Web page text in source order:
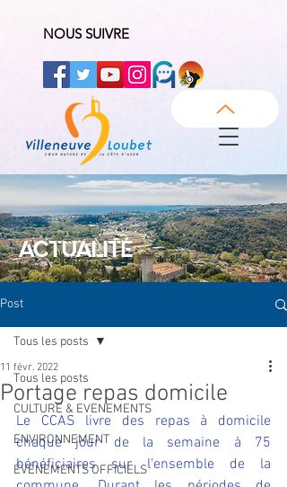
NOUS SUIVRE
ACTUALITÉ
Post
Tous les posts
CULTURE & EVENEMENTS
ENVIRONNEMENT
ÉVÉNEMENTS OFFICIELS
Tous les posts
Portage repas domicile
11 févr. 2022
Le CCAS livre des repas à domicile
chaque jour de la semaine à 75
bénéficiaires sur l’ensemble de la